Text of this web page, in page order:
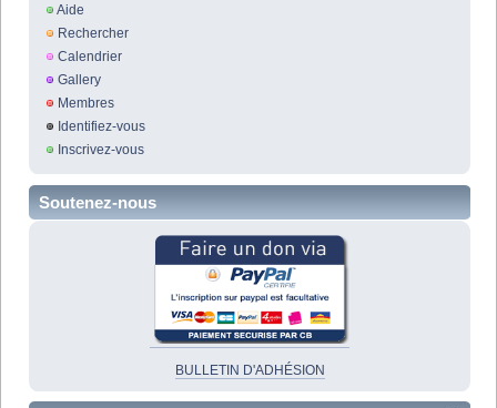
Aide
Rechercher
Calendrier
Gallery
Membres
Identifiez-vous
Inscrivez-vous
Soutenez-nous
BULLETIN D'ADHÉSION